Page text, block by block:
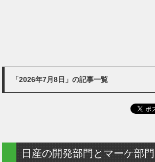
「2026年7月8日」の記事一覧
日産の開発部門とマーケ部